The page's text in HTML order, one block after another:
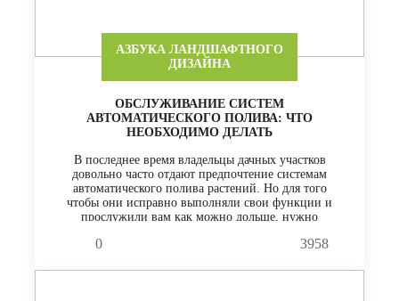
АЗБУКА ЛАНДШАФТНОГО
ДИЗАЙНА
ОБСЛУЖИВАНИЕ СИСТЕМ
АВТОМАТИЧЕСКОГО ПОЛИВА: ЧТО
НЕОБХОДИМО ДЕЛАТЬ
В последнее время владельцы дачных участков
довольно часто отдают предпочтение системам
автоматического полива растений. Но для того
чтобы они исправно выполняли свои функции и
прослужили вам как можно дольше, нужно
0 3958